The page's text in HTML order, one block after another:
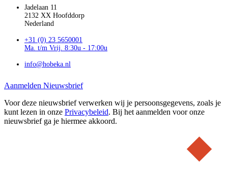
Jadelaan 11
2132 XX Hoofddorp
Nederland
+31 (0) 23 5650001
Ma. t/m Vrij. 8:30u - 17:00u
info@hobeka.nl
Aanmelden Nieuwsbrief
Voor deze nieuwsbrief verwerken wij je persoonsgegevens, zoals je
kunt lezen in onze Privacybeleid. Bij het aanmelden voor onze
nieuwsbrief ga je hiermee akkoord.